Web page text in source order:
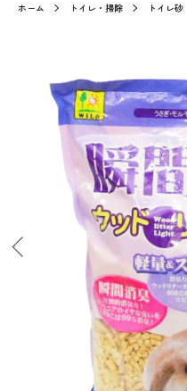
ホーム トイレ・掃除 トイレ砂